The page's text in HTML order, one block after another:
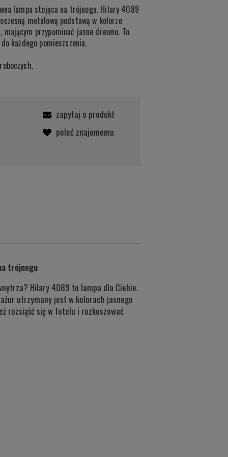
lampa stojąca na trójnogu. Hilary 4089
metalową podstawą w kolorze
przypominać jasne drewno. To
każdego pomieszczenia.
zapytaj o produkt
poleć znajomemu
trójnogu
Hilary 4089 to lampa dla Ciebie.
utrzymany jest w kolorach jasnego
rozsiąść się w fotelu i rozkoszować